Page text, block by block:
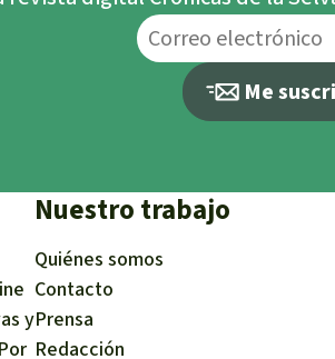
Me
y
Nuestro trabajo
Quiénes somos
Contacto
Prensa
Redacción